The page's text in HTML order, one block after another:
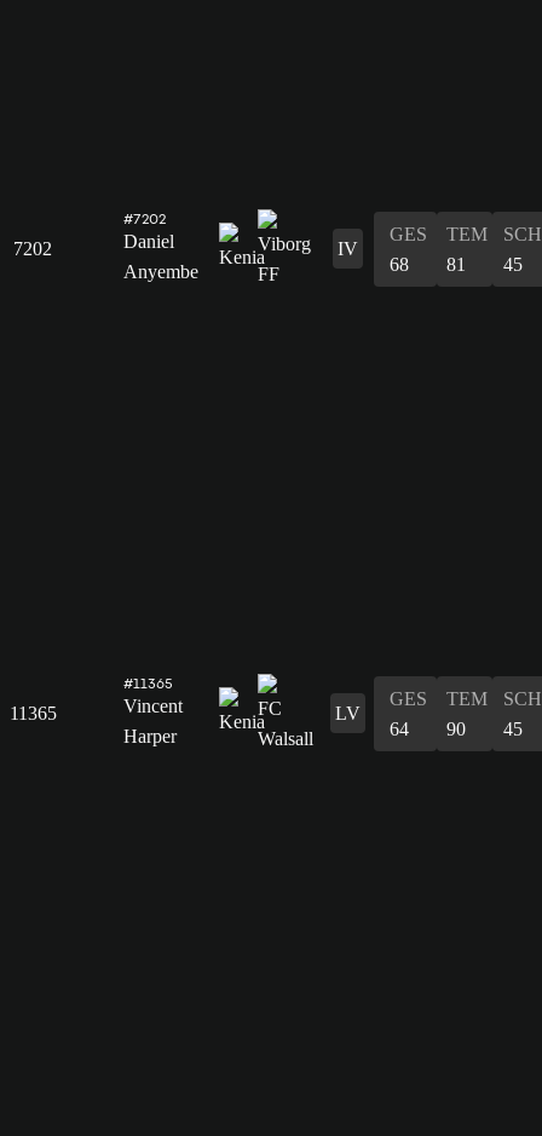
7202
#7202
Daniel
Anyembe
IV
GES
68
TEM
81
SCH
45
11365
#11365
Vincent
Harper
LV
GES
64
TEM
90
SCH
45